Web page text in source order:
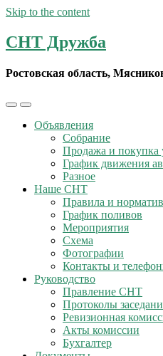
Skip to the content
СНТ Дружба
Ростовская область,
Toggle
mobile
Toggle
the
search
Объявления
Собрание
Продажа и покупка
График движения
Разное
Наше СНТ
Правила и
График поливов
Мероприятия
Схема
Фотографии
Контакты и
Руководство
Правление СНТ
Протоколы
Ревизионная
Акты комиссии
Бухгалтер